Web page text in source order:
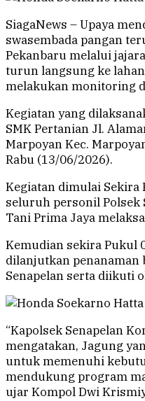
SiagaNews – Upaya
swasembada pangan
Pekanbaru melalui
turun langsung ke
melakukan monitoring
Kegiatan yang
SMK Pertanian Jl.
Marpoyan Kec.
Rabu (13/06/2026).
Kegiatan dimulai Sekira
seluruh personil Polsek
Tani Prima Jaya
Kemudian sekira Pukul
dilanjutkan penanaman
Senapelan serta diikuti
“Kapolsek Senapelan
mengatakan, Jagung
untuk memenuhi
mendukung program
ujar Kompol Dwi